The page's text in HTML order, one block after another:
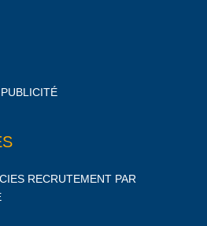
RECRUTEMENT PAR